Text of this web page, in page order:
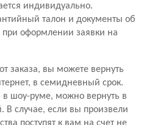
индивидуально.
талон и документы об
оформлении заявки на
заказа, вы можете вернуть
в семидневный срок.
в шоу-руме, можно вернуть в
В случае, если вы произвели